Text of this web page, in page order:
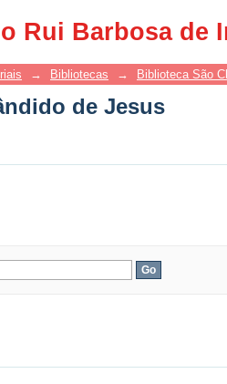
Rui Barbosa de
de Jesus
→ Bibliotecas → Biblioteca São
de Jesus